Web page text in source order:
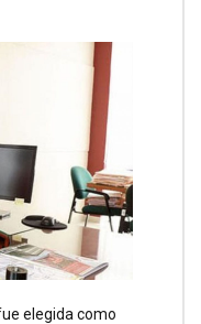
elegida como